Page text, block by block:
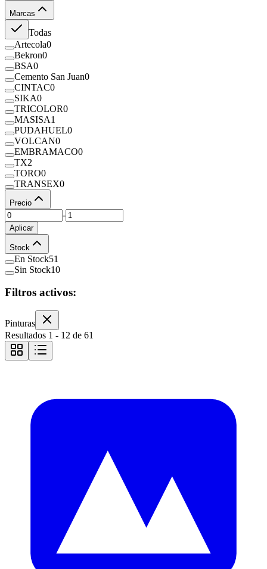
Marcas
Todas
Artecola0
Bekron0
BSA0
Cemento San Juan0
CINTAC0
SIKA0
TRICOLOR0
MASISA1
PUDAHUEL0
VOLCAN0
EMBRAMACO0
TX2
TORO0
TRANSEX0
Precio
-
Aplicar
Stock
En Stock51
Sin Stock10
Filtros activos:
Pinturas
Resultados 1 - 12 de 61